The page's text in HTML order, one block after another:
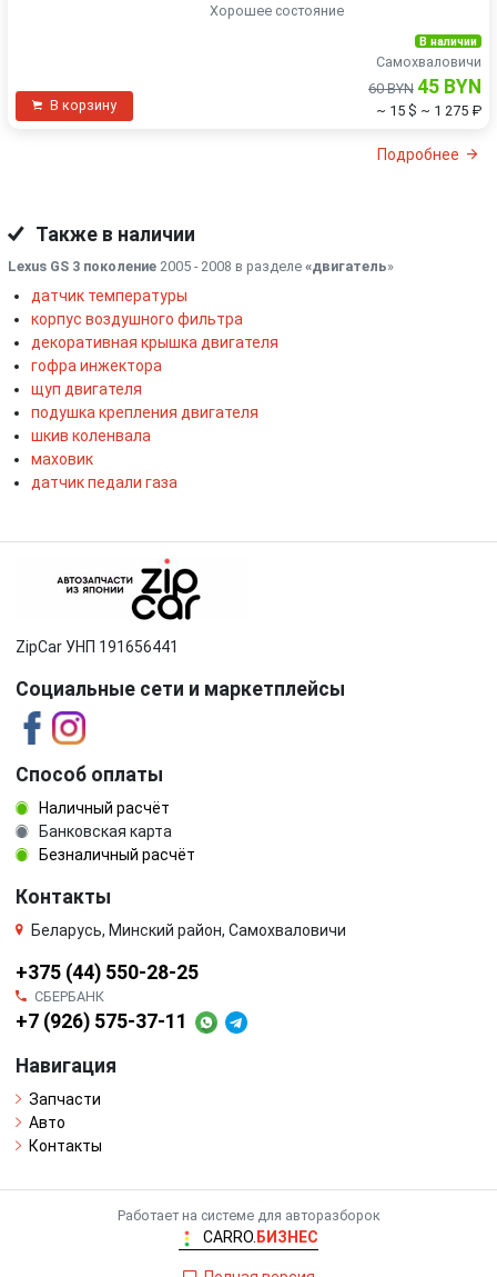
Хорошее состояние
В корзину
В наличии
Самохваловичи
60 BYN 45 BYN
~ 15 $ ~ 1 275 ₽
Подробнее
Также в наличии
Lexus GS 3 поколение 2005 - 2008 в разделе «двигатель»
датчик температуры
корпус воздушного фильтра
декоративная крышка двигателя
гофра инжектора
щуп двигателя
подушка крепления двигателя
шкив коленвала
маховик
датчик педали газа
ZipCar УНП 191656441
Социальные сети и маркетплейсы
Способ оплаты
Наличный расчёт
Банковская карта
Безналичный расчёт
Контакты
Беларусь, Минский район, Самохваловичи
+375 (44) 550-28-25
СБЕРБАНК
+7 (926) 575-37-11
Навигация
Запчасти
Авто
Контакты
Работает на системе для авторазборок
CARRO. БИЗНЕС